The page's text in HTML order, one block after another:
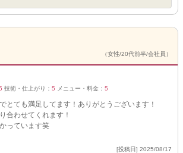
（女性/20代前半/会社員）
技術・仕上がり： 5 メニュー・料金： 5
とても満足してます！ありがとうございます！
合わせてくれます！
っています笑
[投稿日] 2025/08/17